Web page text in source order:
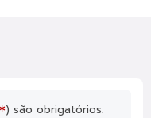
) são obrigatórios.